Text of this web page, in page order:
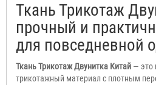
Ткань Трикотаж
прочный и
для повседневной
Ткань Трикотаж Двунитка Китай — это
трикотажный материал с плотным